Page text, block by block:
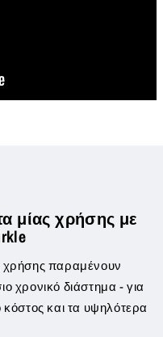
μίας χρήσης με
χρήσης παραμένουν
χρονικό διάστημα - για
και τα υψηλότερα